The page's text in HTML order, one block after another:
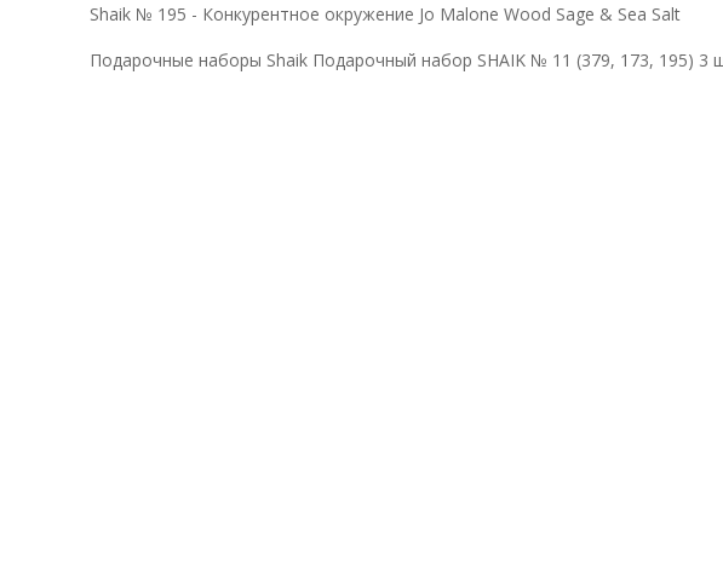
Shaik № 195 - Конкурентное окружение Jo Malone Wood Sage & Sea Salt
Подарочные наборы Shaik Подарочный набор SHAIK № 11 (379, 173, 195) 3